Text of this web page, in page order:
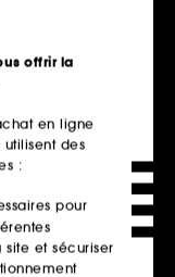
fortifiant
offrir la
en ligne
utilisent des
:
pour
et sécuriser